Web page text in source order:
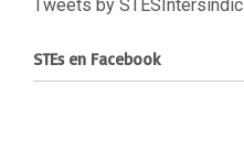
Tweets by STESIntersindic
STEs en Facebook